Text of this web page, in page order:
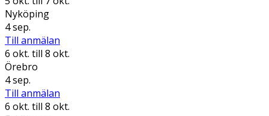
Nyköping
4 sep.
Till anmälan
6 okt. till 8 okt.
Örebro
4 sep.
Till anmälan
6 okt. till 8 okt.